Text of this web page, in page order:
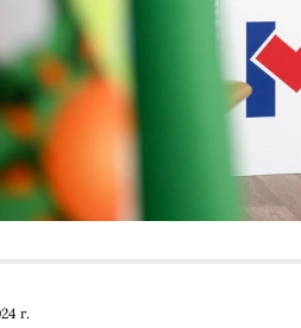
г.